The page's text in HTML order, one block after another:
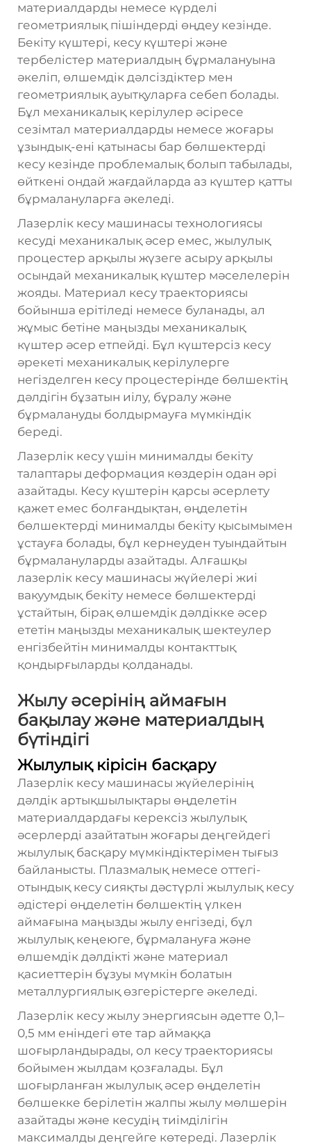
материалдарды немесе күрделі
геометриялық пішіндерді өңдеу кезінде.
Бекіту күштері, кесу күштері және
тербелістер материалдың бұрмалануына
әкеліп, өлшемдік дәлсіздіктер мен
геометриялық ауытқуларға себеп болады.
Бұл механикалық керілулер әсіресе
сезімтал материалдарды немесе жоғары
ұзындық-ені қатынасы бар бөлшектерді
кесу кезінде проблемалық болып табылады,
өйткені ондай жағдайларда аз күштер қатты
бұрмалануларға әкеледі.
Лазерлік кесу машинасы технологиясы
кесуді механикалық әсер емес, жылулық
процестер арқылы жүзеге асыру арқылы
осындай механикалық күштер мәселелерін
жояды. Материал кесу траекториясы
бойынша ерітіледі немесе буланады, ал
жұмыс бетіне маңызды механикалық
күштер әсер етпейді. Бұл күштерсіз кесу
әрекеті механикалық керілулерге
негізделген кесу процестерінде бөлшектің
дәлдігін бұзатын иілу, бұралу және
бұрмалануды болдырмауға мүмкіндік
береді.
Лазерлік кесу үшін минималды бекіту
талаптары деформация көздерін одан әрі
азайтады. Кесу күштерін қарсы әсерлету
қажет емес болғандықтан, өңделетін
бөлшектерді минималды бекіту қысымымен
ұстауға болады, бұл кернеуден туындайтын
бұрмалануларды азайтады. Алғашқы
лазерлік кесу машинасы жүйелері жиі
вакуумдық бекіту немесе бөлшектерді
ұстайтын, бірақ өлшемдік дәлдікке әсер
ететін маңызды механикалық шектеулер
енгізбейтін минималды контакттық
қондырғыларды қолданады.
Жылу әсерінің аймағын
бақылау және материалдың
бүтіндігі
Жылулық кірісін басқару
Лазерлік кесу машинасы жүйелерінің
дәлдік артықшылықтары өңделетін
материалдардағы керексіз жылулық
әсерлерді азайтатын жоғары деңгейдегі
жылулық басқару мүмкіндіктерімен тығыз
байланысты. Плазмалық немесе оттегі-
отындық кесу сияқты дәстүрлі жылулық кесу
әдістері өңделетін бөлшектің үлкен
аймағына маңызды жылу енгізеді, бұл
жылулық кеңеюге, бұрмалануға және
өлшемдік дәлдікті және материал
қасиеттерін бұзуы мүмкін болатын
металлургиялық өзгерістерге әкеледі.
Лазерлік кесу жылу энергиясын әдетте 0,1–
0,5 мм еніндегі өте тар аймаққа
шоғырландырады, ол кесу траекториясы
бойымен жылдам қозғалады. Бұл
шоғырланған жылулық әсер өңделетін
бөлшекке берілетін жалпы жылу мөлшерін
азайтады және кесудің тиімділігін
максималды деңгейге көтереді. Лазерлік